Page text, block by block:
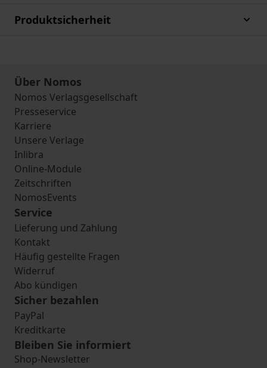
Produktsicherheit
Über Nomos
Nomos Verlagsgesellschaft
Presseservice
Karriere
Unsere Verlage
Inlibra
Online-Module
Zeitschriften
NomosEvents
Service
Lieferung und Zahlung
Kontakt
Häufig gestellte Fragen
Widerruf
Abo kündigen
Sicher bezahlen
PayPal
Kreditkarte
Bleiben Sie informiert
Shop-Newsletter